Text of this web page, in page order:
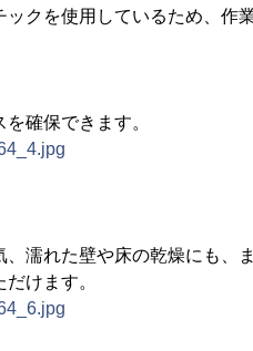
クを使用しているため、作
確保できます。
濡れた壁や床の乾燥にも、
けます。